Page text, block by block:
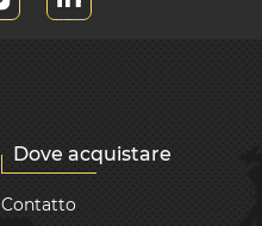
Dove acquistare
Contatto